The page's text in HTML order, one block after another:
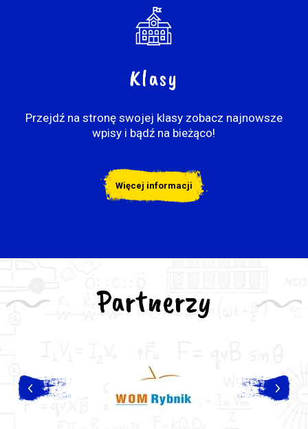
Klasy
Przejdź na stronę swojej klasy zobacz najnowsze
wpisy i bądź na bieżąco!
Więcej informacji
Partnerzy